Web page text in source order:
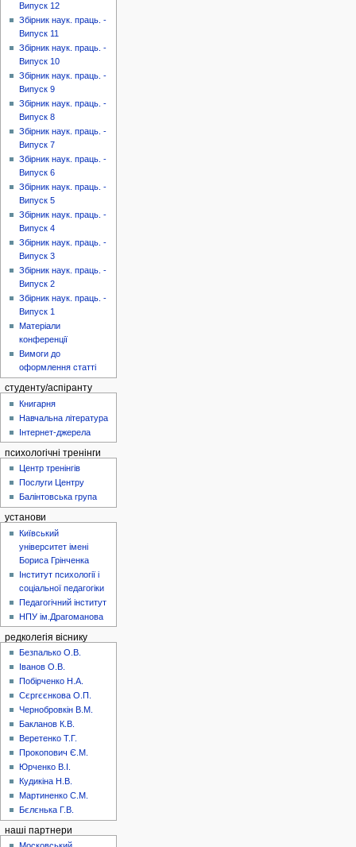
Випуск 12
Збірник наук. праць. -
Випуск 11
Збірник наук. праць. -
Випуск 10
Збірник наук. праць. -
Випуск 9
Збірник наук. праць. -
Випуск 8
Збірник наук. праць. -
Випуск 7
Збірник наук. праць. -
Випуск 6
Збірник наук. праць. -
Випуск 5
Збірник наук. праць. -
Випуск 4
Збірник наук. праць. -
Випуск 3
Збірник наук. праць. -
Випуск 2
Збірник наук. праць. -
Випуск 1
Матеріали
конференції
Вимоги до
оформлення статті
студенту/аспіранту
Книгарня
Навчальна література
Інтернет-джерела
психологічні тренінги
Центр тренінгів
Послуги Центру
Балінтовська група
установи
Київський
університет імені
Бориса Грінченка
Інститут психології і
соціальної педагогіки
Педагогічний інститут
НПУ ім.Драгоманова
редколегія віснику
Безпалько О.В.
Іванов О.В.
Побірченко Н.А.
Сєргєєнкова О.П.
Чернобровкін В.М.
Бакланов К.В.
Веретенко Т.Г.
Прокопович Є.М.
Юрченко В.І.
Кудикіна Н.В.
Мартиненко С.М.
Бєлєнька Г.В.
наші партнери